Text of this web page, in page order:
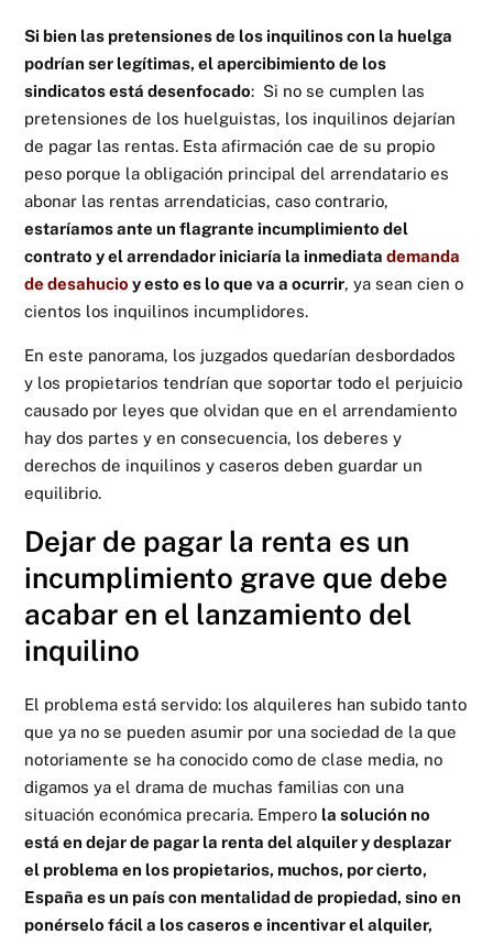
Si bien las pretensiones de los inquilinos con la huelga
podrían ser legítimas, el apercibimiento de los
sindicatos está desenfocado: Si no se cumplen las
pretensiones de los huelguistas, los inquilinos dejarían
de pagar las rentas. Esta afirmación cae de su propio
peso porque la obligación principal del arrendatario es
abonar las rentas arrendaticias, caso contrario,
estaríamos ante un flagrante incumplimiento del
contrato y el arrendador iniciaría la inmediatademanda
de desahucio y esto es lo que va a ocurrir, ya sean cien o
cientos los inquilinos incumplidores.
En este panorama, los juzgados quedarían desbordados
y los propietarios tendrían que soportar todo el perjuicio
causado por leyes que olvidan que en el arrendamiento
hay dos partes y en consecuencia, los deberes y
derechos de inquilinos y caseros deben guardar un
equilibrio.
Dejar de pagar la renta es un
incumplimiento grave que debe
acabar en el lanzamiento del
inquilino
El problema está servido: los alquileres han subido tanto
que ya no se pueden asumir por una sociedad de la que
notoriamente se ha conocido como de clase media, no
digamos ya el drama de muchas familias con una
situación económica precaria. Empero la solución no
está en dejar de pagar la renta del alquiler y desplazar
el problema en los propietarios, muchos, por cierto,
España es un país con mentalidad de propiedad, sino en
ponérselo fácil a los caseros e incentivar el alquiler,